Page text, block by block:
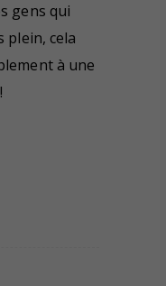
gens qui
plein, cela
à une